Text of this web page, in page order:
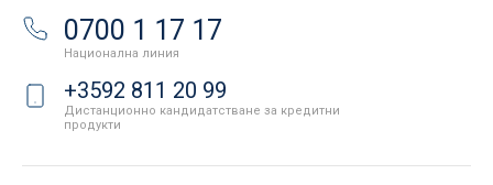
0700 1 17 17
Национална линия
+3592 811 20 99
Дистанционно кандидатстване за кредитни
продукти